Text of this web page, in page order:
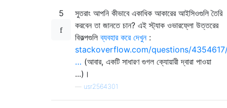
5
সুতরাং আপনি কীভাবে একাধিক আকারের আইসিওগুলি তৈরি
করবেন তা জানতে চান? এই স্ট্যাক ওভারফ্লো উত্তরের
বিকল্পগুলিব্যবহার করে দেখুন:
stackoverflow.com/questions/
… (আবার, একটি সাধারণ গুগল ক্যোয়ারী দ্বারা পাওয়া
...)।
usr2564301